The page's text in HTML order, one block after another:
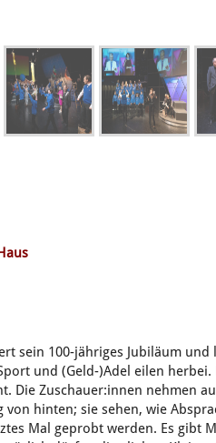
sein 100-jähriges Jubiläum
und (Geld-)Adel eilen
Die Zuschauer:innen nehmen
von hinten; sie sehen, wie
Mal geprobt werden. Es gibt